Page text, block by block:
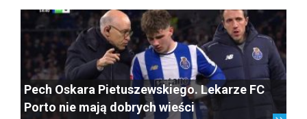
Pech Oskara Pietuszewskiego. Lekarze FC
Porto nie mają dobrych wieści